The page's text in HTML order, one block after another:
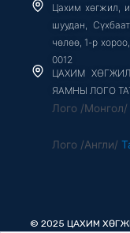
Цахим хөгжил,
шуудан,
чөлөө, 1-р
0012
ЦАХИМ
ЯАМНЫ ЛОГО
Лого /Монгол/
Лого /Англи/
© 2025 ЦАХИМ